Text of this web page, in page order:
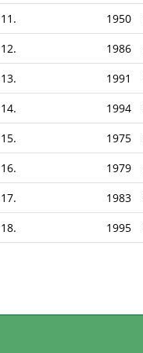
11. 1950
12. 1986
13. 1991
14. 1994
15. 1975
16. 1979
17. 1983
18. 1995